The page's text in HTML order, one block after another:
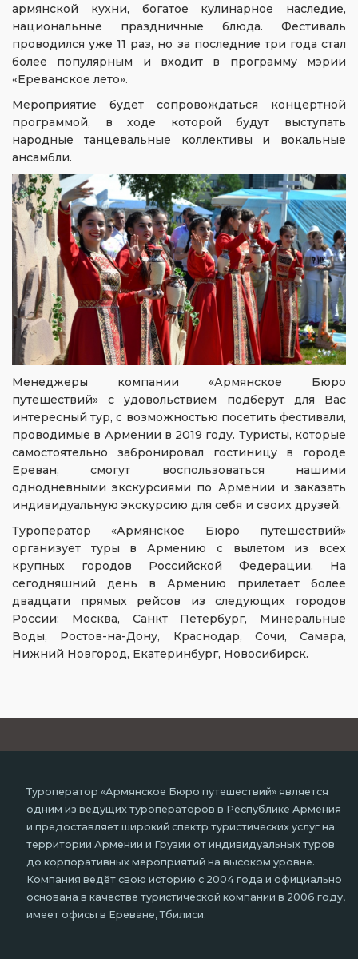
армянской кухни, богатое кулинарное наследие,
национальные праздничные блюда. Фестиваль
проводился уже 11 раз, но за последние три года стал
более популярным и входит в программу мэрии
«Ереванское лето».
Мероприятие будет сопровождаться концертной
программой, в ходе которой будут выступать
народные танцевальные коллективы и вокальные
ансамбли.
Менеджеры компании «Армянское Бюро
путешествий» с удовольствием подберут для Вас
интересный тур, с возможностью посетить фестивали,
проводимые в Армении в 2019 году. Туристы, которые
самостоятельно забронировал гостиницу в городе
Ереван, смогут воспользоваться нашими
однодневными экскурсиями по Армении и заказать
индивидуальную экскурсию для себя и своих друзей.
Туроператор «Армянское Бюро путешествий»
организует туры в Армению с вылетом из всех
крупных городов Российской Федерации. На
сегодняшний день в Армению прилетает более
двадцати прямых рейсов из следующих городов
России: Москва, Санкт Петербург, Минеральные
Воды, Ростов-на-Дону, Краснодар, Сочи, Самара,
Нижний Новгород, Екатеринбург, Новосибирск.
Туроператор «Армянское Бюро путешествий» является
одним из ведущих туроператоров в Республике Армения
и предоставляет широкий спектр туристических услуг на
территории Армении и Грузии от индивидуальных туров
до корпоративных мероприятий на высоком уровне.
Компания ведёт свою историю с 2004 года и официально
основана в качестве туристической компании в 2006 году,
имеет офисы в Ереване, Тбилиси.